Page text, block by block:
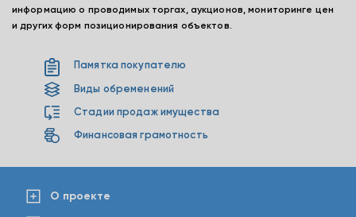
информацию о проводимых торгах, аукционов, мониторинге цен
и других форм позиционирования объектов.
Памятка покупателю
Виды обременений
Стадии продаж имущества
Финансовая грамотность
О проекте